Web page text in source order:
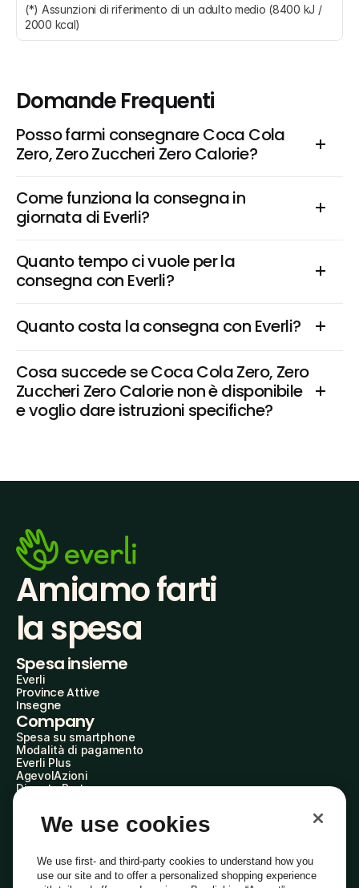
(*) Assunzioni di riferimento di un adulto medio (8400 kJ /
2000 kcal)
Domande Frequenti
Posso farmi consegnare Coca Cola
Zero, Zero Zuccheri Zero Calorie?
Come funziona la consegna in
giornata di Everli?
Quanto tempo ci vuole per la
consegna con Everli?
Quanto costa la consegna con Everli?
Cosa succede se Coca Cola Zero, Zero
Zuccheri Zero Calorie non è disponibile
e voglio dare istruzioni specifiche?
Amiamo farti
la spesa
Spesa insieme
Everli
Province Attive
Insegne
Company
Spesa su smartphone
Modalità di pagamento
Everli Plus
AgevolAzioni
Diventa Partner
Everli Shoppers
About Us
Everli News
Domande frequenti
Lavora con noi
We use cookies
We use first- and third-party cookies to understand how you
use our site and to offer a personalized shopping experience